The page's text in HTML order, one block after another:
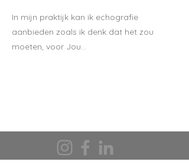
In mijn praktijk kan ik echografie
aanbieden zoals ik denk dat het zou
moeten, voor Jou...